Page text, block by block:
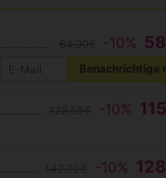
-10%
Benachrichtige
-10%
-10%